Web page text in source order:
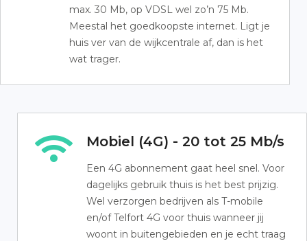
max. 30 Mb, op VDSL wel zo’n 75 Mb.
Meestal het goedkoopste internet. Ligt je
huis ver van de wijkcentrale af, dan is het
wat trager.
Mobiel (4G) - 20 tot 25 Mb/s
Een 4G abonnement gaat heel snel. Voor
dagelijks gebruik thuis is het best prijzig.
Wel verzorgen bedrijven als T-mobile
en/of Telfort 4G voor thuis wanneer jij
woont in buitengebieden en je echt traag